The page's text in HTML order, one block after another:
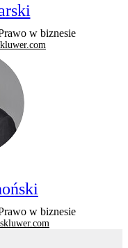
w biznesie
w biznesie